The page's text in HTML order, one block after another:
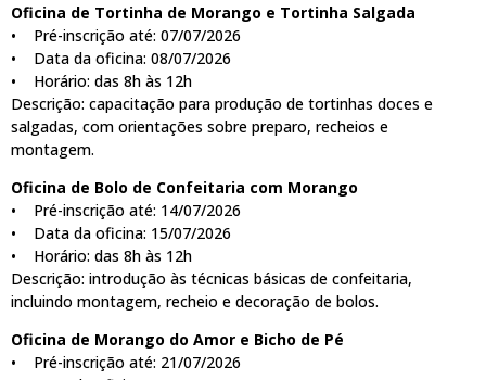
Oficina de Tortinha de Morango e Tortinha Salgada
• Pré-inscrição até: 07/07/2026
• Data da oficina: 08/07/2026
• Horário: das 8h às 12h
Descrição: capacitação para produção de tortinhas doces e
salgadas, com orientações sobre preparo, recheios e
montagem.
Oficina de Bolo de Confeitaria com Morango
• Pré-inscrição até: 14/07/2026
• Data da oficina: 15/07/2026
• Horário: das 8h às 12h
Descrição: introdução às técnicas básicas de confeitaria,
incluindo montagem, recheio e decoração de bolos.
Oficina de Morango do Amor e Bicho de Pé
• Pré-inscrição até: 21/07/2026